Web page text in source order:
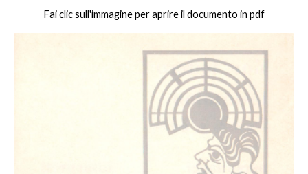
Fai clic sull'immagine per aprire il documento in pdf